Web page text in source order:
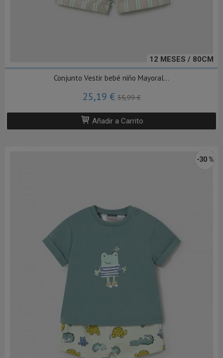
12 MESES / 80CM
Conjunto Vestir bebé niño Mayoral...
25,19 €35,99 €
Añadir a Carrito
-30 %